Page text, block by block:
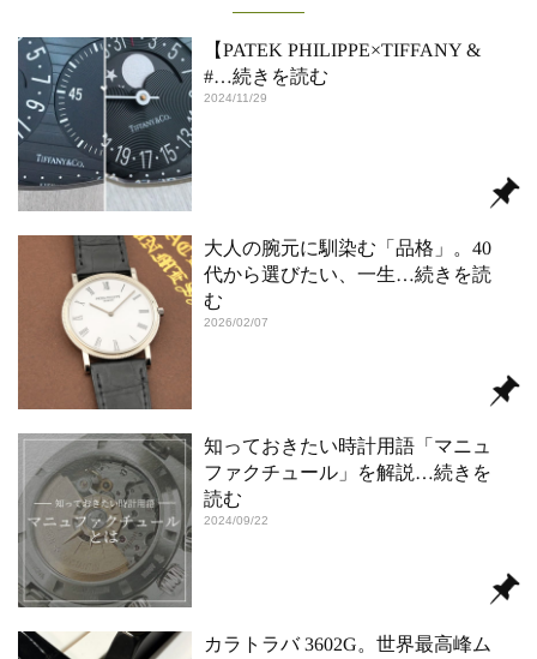
【PATEK PHILIPPE×TIFFANY &
#…続きを読む
2024/11/29
大人の腕元に馴染む「品格」。40
代から選びたい、一生…続きを読
む
2026/02/07
知っておきたい時計用語「マニュ
ファクチュール」を解説 …続きを
読む
2024/09/22
カラトラバ 3602G。世界最高峰ム